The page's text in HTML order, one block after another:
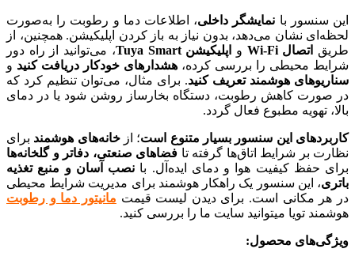
این سنسور با نمایشگر داخلی، اطلاعات دما و رطوبت را به‌صورت
لحظه‌ای نشان می‌دهد، بدون نیاز به باز کردن اپلیکیشن. همچنین، از
طریق اتصال Wi-Fi و اپلیکیشن Tuya Smart
، می‌توانید از راه دور
شرایط محیطی را بررسی کرده، هشدارهای خودکار دریافت کنید و
سناریوهای هوشمند تعریف کنید. برای مثال، می‌توان تنظیم کرد که
در صورت کاهش رطوبت، دستگاه بخارساز روشن شود یا در دمای
بالا، تهویه مطبوع فعال گردد.
کاربردهای این سنسور بسیار متنوع است؛ ازخانه‌های هوشمند برای
نظارت بر شرایط اتاق‌ها گرفته تا فضاهای صنعتی، دفاتر و گلخانه‌ها
برای حفظ کیفیت هوا و دمای ایده‌آل. با نصب آسان و منبع تغذیه
باتری، این سنسور یک راهکار هوشمند برای مدیریت شرایط محیطی
در هر مکانی است. برای دیدن لیست قیمت مانیتور دما و رطوبت
هوشمند تویا میتوانید سایت ما را بررسی کنید.
ویژگی‌های محصول: